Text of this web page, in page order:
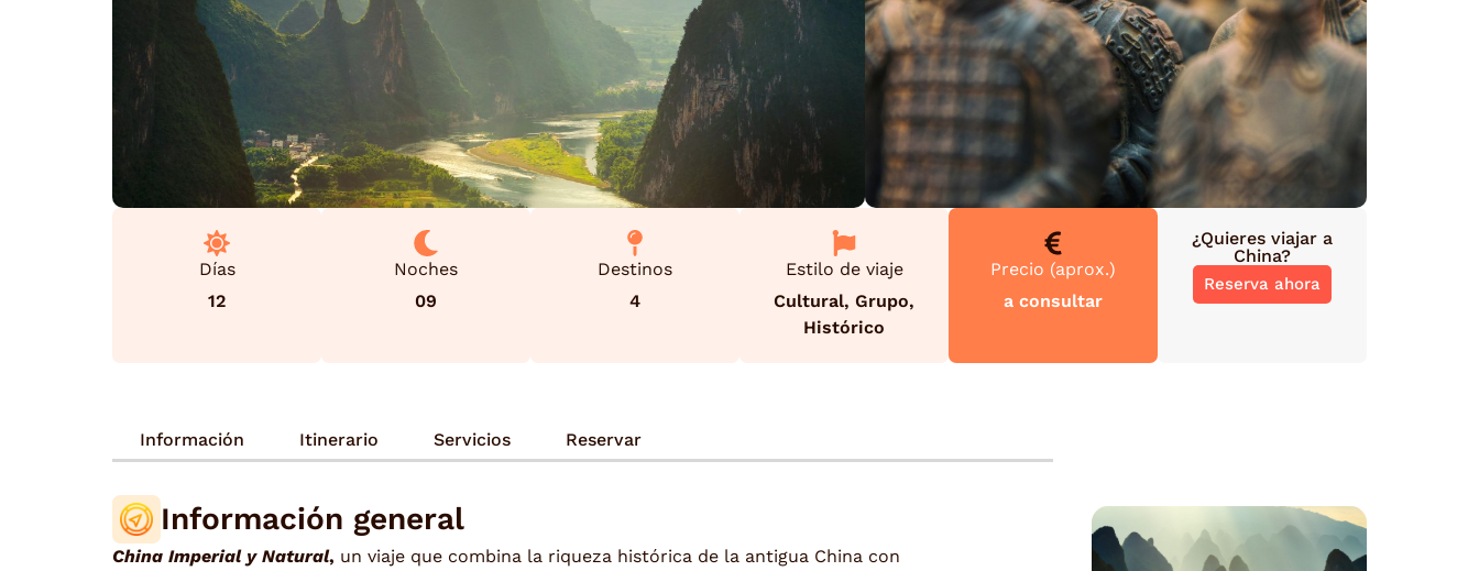
Días
12
Noches
09
Destinos
4
Estilo de viaje
Cultural, Grupo,
Histórico
Precio (aprox.)
a consultar
¿Quieres viajar a
China?
Reserva ahora
Información Itinerario Servicios Reservar
Información general
China Imperial y Natural, un viaje que combina la riqueza histórica de la antigua China con